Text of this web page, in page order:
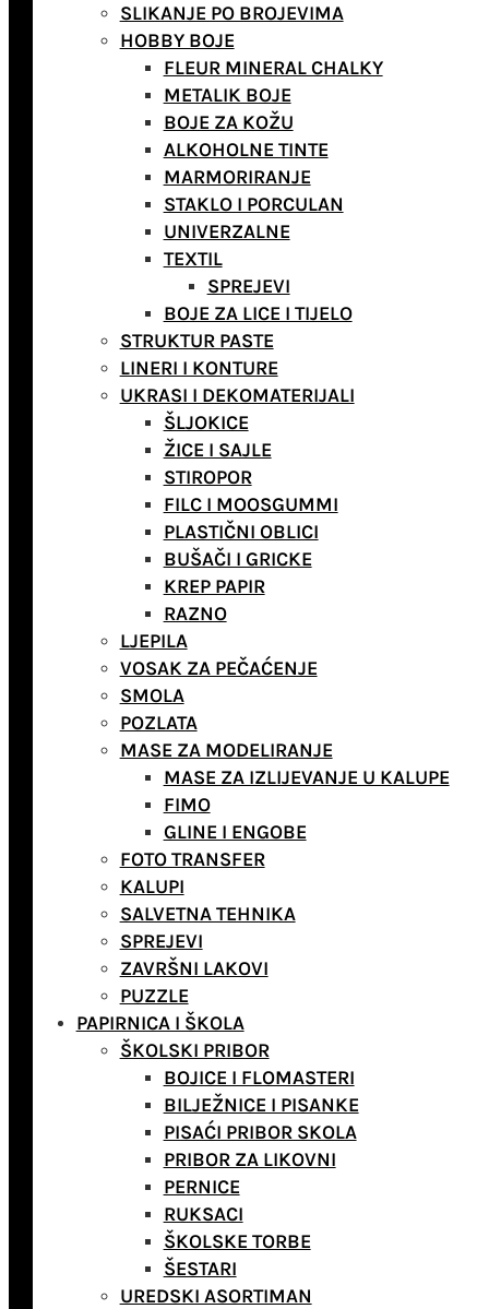
SLIKANJE PO BROJEVIMA
HOBBY BOJE
FLEUR MINERAL CHALKY
METALIK BOJE
BOJE ZA KOŽU
ALKOHOLNE TINTE
MARMORIRANJE
STAKLO I PORCULAN
UNIVERZALNE
TEXTIL
SPREJEVI
BOJE ZA LICE I TIJELO
STRUKTUR PASTE
LINERI I KONTURE
UKRASI I DEKOMATERIJALI
ŠLJOKICE
ŽICE I SAJLE
STIROPOR
FILC I MOOSGUMMI
PLASTIČNI OBLICI
BUŠAČI I GRICKE
KREP PAPIR
RAZNO
LJEPILA
VOSAK ZA PEČAĆENJE
SMOLA
POZLATA
MASE ZA MODELIRANJE
MASE ZA IZLIJEVANJE U KALUPE
FIMO
GLINE I ENGOBE
FOTO TRANSFER
KALUPI
SALVETNA TEHNIKA
SPREJEVI
ZAVRŠNI LAKOVI
PUZZLE
PAPIRNICA I ŠKOLA
ŠKOLSKI PRIBOR
BOJICE I FLOMASTERI
BILJEŽNICE I PISANKE
PISAĆI PRIBOR SKOLA
PRIBOR ZA LIKOVNI
PERNICE
RUKSACI
ŠKOLSKE TORBE
ŠESTARI
UREDSKI ASORTIMAN